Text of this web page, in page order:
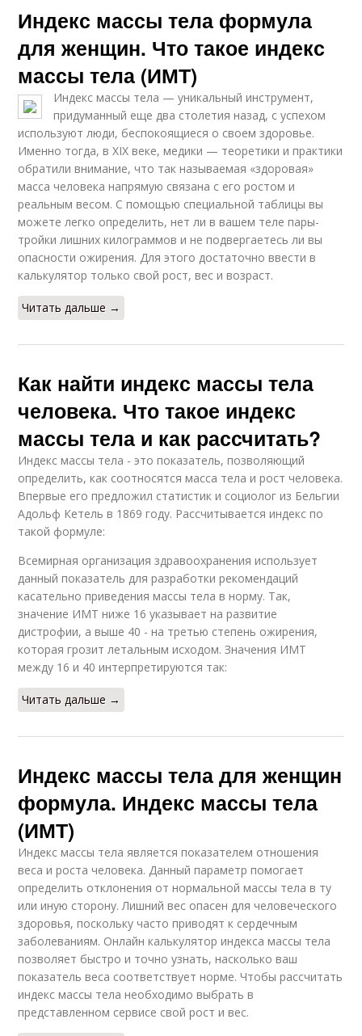
Индекс массы тела формула
для женщин. Что такое индекс
массы тела (ИМТ)
Индекс массы тела — уникальный инструмент,
придуманный еще два столетия назад, с успехом
используют люди, беспокоящиеся о своем здоровье.
Именно тогда, в XIX веке, медики — теоретики и практики
обратили внимание, что так называемая «здоровая»
масса человека напрямую связана с его ростом и
реальным весом. С помощью специальной таблицы вы
можете легко определить, нет ли в вашем теле пары-
тройки лишних килограммов и не подвергаетесь ли вы
опасности ожирения. Для этого достаточно ввести в
калькулятор только свой рост, вес и возраст.
Читать дальше →
Как найти индекс массы тела
человека. Что такое индекс
массы тела и как рассчитать?
Индекс массы тела - это показатель, позволяющий
определить, как соотносятся масса тела и рост человека.
Впервые его предложил статистик и социолог из Бельгии
Адольф Кетель в 1869 году. Рассчитывается индекс по
такой формуле:
Всемирная организация здравоохранения использует
данный показатель для разработки рекомендаций
касательно приведения массы тела в норму. Так,
значение ИМТ ниже 16 указывает на развитие
дистрофии, а выше 40 - на третью степень ожирения,
которая грозит летальным исходом. Значения ИМТ
между 16 и 40 интерпретируются так:
Читать дальше →
Индекс массы тела для женщин
формула. Индекс массы тела
(ИМТ)
Индекс массы тела является показателем отношения
веса и роста человека. Данный параметр помогает
определить отклонения от нормальной массы тела в ту
или иную сторону. Лишний вес опасен для человеческого
здоровья, поскольку часто приводят к сердечным
заболеваниям. Онлайн калькулятор индекса массы тела
позволяет быстро и точно узнать, насколько ваш
показатель веса соответствует норме. Чтобы рассчитать
индекс массы тела необходимо выбрать в
представленном сервисе свой рост и вес.